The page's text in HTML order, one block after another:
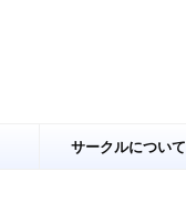
サークルについて